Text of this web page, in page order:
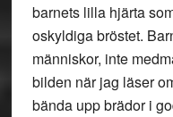
barnets lilla hjärta
oskyldiga bröstet.
människor, inte
bilden när jag läser
bända upp brädor i